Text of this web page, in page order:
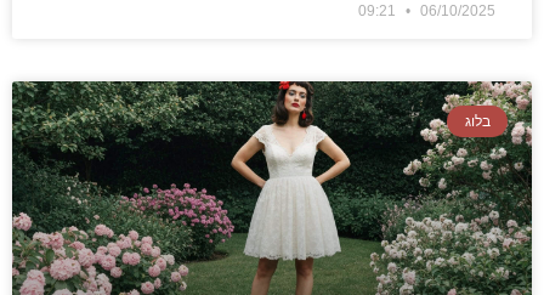
06/10/2025
בלוג